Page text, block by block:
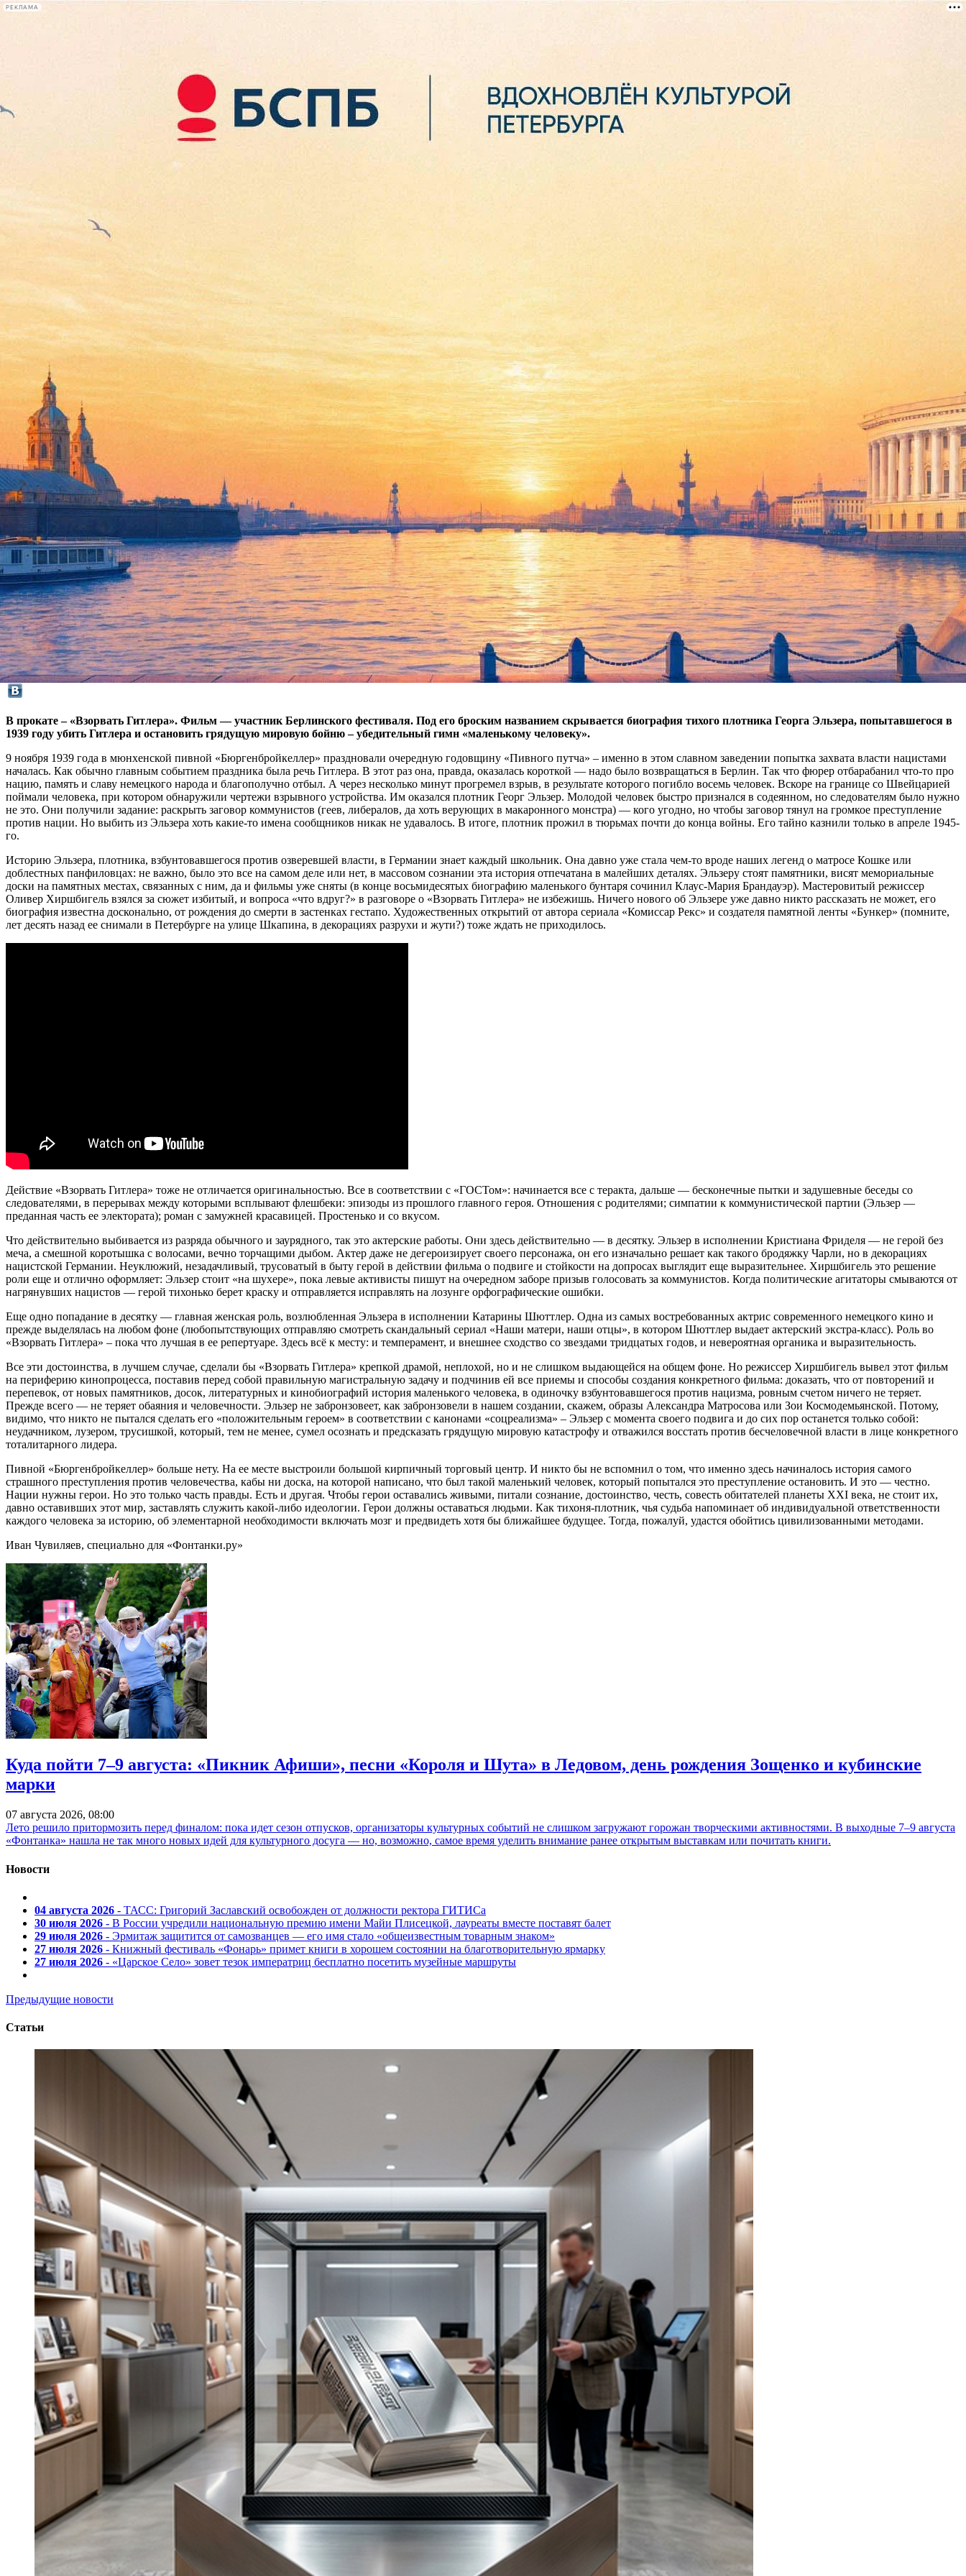
РЕКЛАМА
лекции
книги
Лузер против фюрера
28 апреля 2016,15:59 Версия для печати
В прокате – «Взорвать Гитлера». Фильм — участник Берлинского фестиваля. Под его броским названием скрывается биография тихого плотника Георга Эльзера, попытавшегося в
1939 году убить Гитлера и остановить грядущую мировую бойню – убедительный гимн «маленькому человеку».
9 ноября 1939 года в мюнхенской пивной «Бюргенбройкеллер» праздновали очередную годовщину «Пивного путча» – именно в этом славном заведении попытка захвата власти нацистами
началась. Как обычно главным событием праздника была речь Гитлера. В этот раз она, правда, оказалась короткой — надо было возвращаться в Берлин. Так что фюрер отбарабанил что-то про
нацию, память и славу немецкого народа и благополучно отбыл. А через несколько минут прогремел взрыв, в результате которого погибло восемь человек. Вскоре на границе со Швейцарией
поймали человека, при котором обнаружили чертежи взрывного устройства. Им оказался плотник Георг Эльзер. Молодой человек быстро признался в содеянном, но следователям было нужно
не это. Они получили задание: раскрыть заговор коммунистов (геев, либералов, да хоть верующих в макаронного монстра) — кого угодно, но чтобы заговор тянул на громкое преступление
против нации. Но выбить из Эльзера хоть какие-то имена сообщников никак не удавалось. В итоге, плотник прожил в тюрьмах почти до конца войны. Его тайно казнили только в апреле 1945-
го.
Историю Эльзера, плотника, взбунтовавшегося против озверевшей власти, в Германии знает каждый школьник. Она давно уже стала чем-то вроде наших легенд о матросе Кошке или
доблестных панфиловцах: не важно, было это все на самом деле или нет, в массовом сознании эта история отпечатана в малейших деталях. Эльзеру стоят памятники, висят мемориальные
доски на памятных местах, связанных с ним, да и фильмы уже сняты (в конце восьмидесятых биографию маленького бунтаря сочинил Клаус-Мария Брандауэр). Мастеровитый режиссер
Оливер Хиршбигель взялся за сюжет избитый, и вопроса «что вдруг?» в разговоре о «Взорвать Гитлера» не избежишь. Ничего нового об Эльзере уже давно никто рассказать не может, его
биография известна досконально, от рождения до смерти в застенках гестапо. Художественных открытий от автора сериала «Комиссар Рекс» и создателя памятной ленты «Бункер» (помните,
лет десять назад ее снимали в Петербурге на улице Шкапина, в декорациях разрухи и жути?) тоже ждать не приходилось.
Действие «Взорвать Гитлера» тоже не отличается оригинальностью. Все в соответствии с «ГОСТом»: начинается все с теракта, дальше — бесконечные пытки и задушевные беседы со
следователями, в перерывах между которыми всплывают флешбеки: эпизоды из прошлого главного героя. Отношения с родителями; симпатии к коммунистической партии (Эльзер —
преданная часть ее электората); роман с замужней красавицей. Простенько и со вкусом.
Что действительно выбивается из разряда обычного и заурядного, так это актерские работы. Они здесь действительно — в десятку. Эльзер в исполнении Кристиана Фриделя — не герой без
меча, а смешной коротышка с волосами, вечно торчащими дыбом. Актер даже не дегероизирует своего персонажа, он его изначально решает как такого бродяжку Чарли, но в декорациях
нацистской Германии. Неуклюжий, незадачливый, трусоватый в быту герой в действии фильма о подвиге и стойкости на допросах выглядит еще выразительнее. Хиршбигель это решение
роли еще и отлично оформляет: Эльзер стоит «на шухере», пока левые активисты пишут на очередном заборе призыв голосовать за коммунистов. Когда политические агитаторы смываются от
нагрянувших нацистов — герой тихонько берет краску и отправляется исправлять на лозунге орфографические ошибки.
Еще одно попадание в десятку — главная женская роль, возлюбленная Эльзера в исполнении Катарины Шюттлер. Одна из самых востребованных актрис современного немецкого кино и
прежде выделялась на любом фоне (любопытствующих отправляю смотреть скандальный сериал «Наши матери, наши отцы», в котором Шюттлер выдает актерский экстра-класс). Роль во
«Взорвать Гитлера» – пока что лучшая в ее репертуаре. Здесь всё к месту: и темперамент, и внешнее сходство со звездами тридцатых годов, и невероятная органика и выразительность.
Все эти достоинства, в лучшем случае, сделали бы «Взорвать Гитлера» крепкой драмой, неплохой, но и не слишком выдающейся на общем фоне. Но режиссер Хиршбигель вывел этот фильм
на периферию кинопроцесса, поставив перед собой правильную магистральную задачу и подчинив ей все приемы и способы создания конкретного фильма: доказать, что от повторений и
перепевок, от новых памятников, досок, литературных и кинобиографий история маленького человека, в одиночку взбунтовавшегося против нацизма, ровным счетом ничего не теряет.
Прежде всего — не теряет обаяния и человечности. Эльзер не забронзовеет, как забронзовели в нашем создании, скажем, образы Александра Матросова или Зои Космодемьянской. Потому,
видимо, что никто не пытался сделать его «положительным героем» в соответствии с канонами «соцреализма» – Эльзер с момента своего подвига и до сих пор останется только собой:
неудачником, лузером, трусишкой, который, тем не менее, сумел осознать и предсказать грядущую мировую катастрофу и отважился восстать против бесчеловечной власти в лице конкретного
тоталитарного лидера.
Пивной «Бюргенбройкеллер» больше нету. На ее месте выстроили большой кирпичный торговый центр. И никто бы не вспомнил о том, что именно здесь начиналось история самого
страшного преступления против человечества, кабы ни доска, на которой написано, что был такой маленький человек, который попытался это преступление остановить. И это — честно.
Нации нужны герои. Но это только часть правды. Есть и другая. Чтобы герои оставались живыми, питали сознание, достоинство, честь, совесть обитателей планеты XXI века, не стоит их,
давно оставивших этот мир, заставлять служить какой-либо идеологии. Герои должны оставаться людьми. Как тихоня-плотник, чья судьба напоминает об индивидуальной ответственности
каждого человека за историю, об элементарной необходимости включать мозг и предвидеть хотя бы ближайшее будущее. Тогда, пожалуй, удастся обойтись цивилизованными методами.
Иван Чувиляев, специально для «Фонтанки.ру»
Куда пойти 7–9 августа: «Пикник Афиши», песни «Короля и Шута» в Ледовом, день рождения Зощенко и кубинские
марки
07 августа 2026, 08:00
Лето решило притормозить перед финалом: пока идет сезон отпусков, организаторы культурных событий не слишком загружают горожан творческими активностями. В выходные 7–9 августа
«Фонтанка» нашла не так много новых идей для культурного досуга — но, возможно, самое время уделить внимание ранее открытым выставкам или почитать книги.
Новости
04 августа 2026 - ТАСС: Григорий Заславский освобожден от должности ректора ГИТИСа
30 июля 2026 - В России учредили национальную премию имени Майи Плисецкой, лауреаты вместе поставят балет
29 июля 2026 - Эрмитаж защитится от самозванцев — его имя стало «общеизвестным товарным знаком»
27 июля 2026 - Книжный фестиваль «Фонарь» примет книги в хорошем состоянии на благотворительную ярмарку
27 июля 2026 - «Царское Село» зовет тезок императриц бесплатно посетить музейные маршруты
Предыдущие новости
Статьи